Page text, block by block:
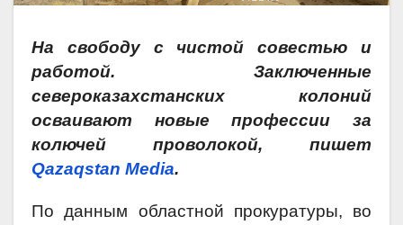
На свободу с чистой совестью и
работой. Заключенные
североказахстанских колоний
осваивают новые профессии за
колючей проволокой, пишет
Qazaqstan Media.
По данным областной прокуратуры, во